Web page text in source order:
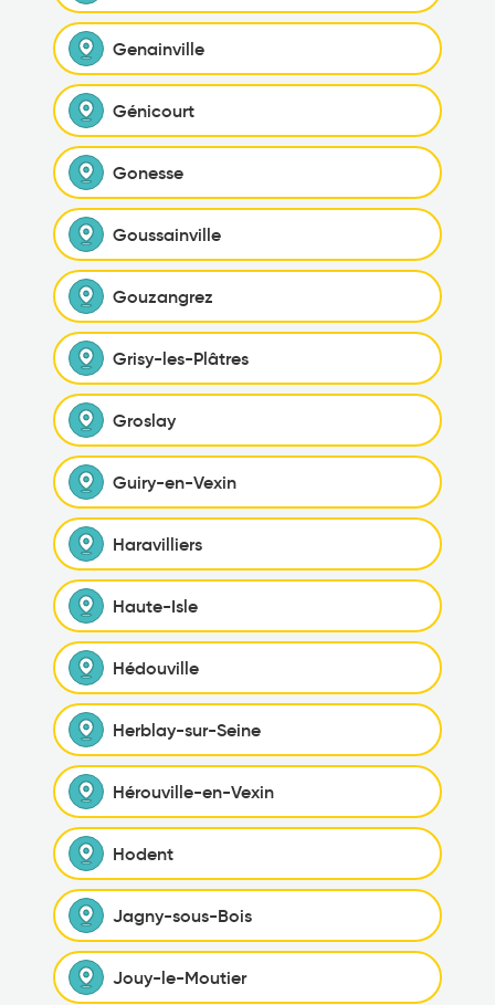
Genainville
Génicourt
Gonesse
Goussainville
Gouzangrez
Grisy-les-Plâtres
Groslay
Guiry-en-Vexin
Haravilliers
Haute-Isle
Hédouville
Herblay-sur-Seine
Hérouville-en-Vexin
Hodent
Jagny-sous-Bois
Jouy-le-Moutier